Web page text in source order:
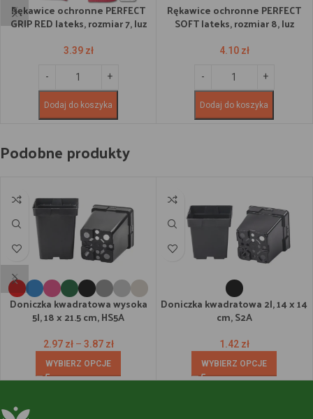
Rękawice ochronne PERFECT
GRIP RED lateks, rozmiar 7, luz
3.39 zł
Dodaj do koszyka
Rękawice ochronne PERFECT
SOFT lateks, rozmiar 8, luz
4.10 zł
Dodaj do koszyka
Podobne produkty
Doniczka kwadratowa wysoka
5l, 18 x 21.5 cm, HS5A
2.97 zł – 3.87 zł
WYBIERZ OPCJE
Doniczka kwadratowa 2l, 14 x 14
cm, S2A
1.42 zł
WYBIERZ OPCJE